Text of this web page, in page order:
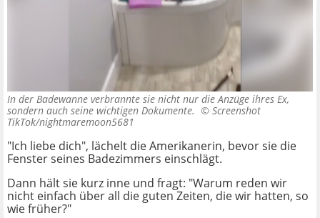
In der Badewanne verbrannte sie nicht nur die Anzüge ihres Ex,
sondern auch seine wichtigen Dokumente. © Screenshot
TikTok/nightmaremoon5681
"Ich liebe dich", lächelt die Amerikanerin, bevor sie die
Fenster seines Badezimmers einschlägt.
Dann hält sie kurz inne und fragt: "Warum reden wir
nicht einfach über all die guten Zeiten, die wir hatten, so
wie früher?"